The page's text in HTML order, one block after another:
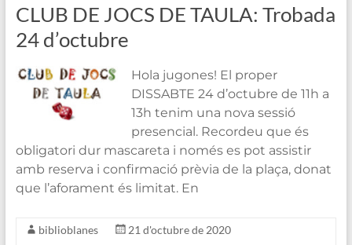
CLUB DE JOCS DE TAULA: Trobada
24 d’octubre
Hola jugones! El proper
DISSABTE 24 d’octubre de 11h a
13h tenim una nova sessió
presencial. Recordeu que és
obligatori dur mascareta i només es pot assistir
amb reserva i confirmació prèvia de la plaça, donat
que l’aforament és limitat. En
biblioblanes
21 d'octubre de 2020